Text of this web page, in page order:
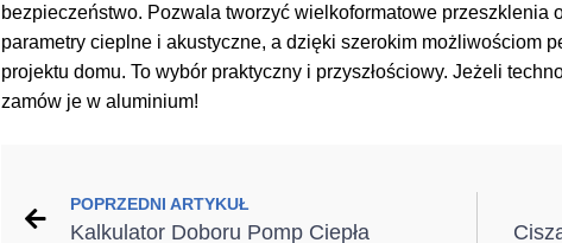
bezpieczeństwo. Pozwala tworzyć wielkoformatowe przeszklenia
parametry cieplne i akustyczne, a dzięki szerokim możliwościom
projektu domu. To wybór praktyczny i przyszłościowy. Jeżeli
zamów je w aluminium!
POPRZEDNI ARTYKUŁ
Kalkulator Doboru Pomp Ciepła